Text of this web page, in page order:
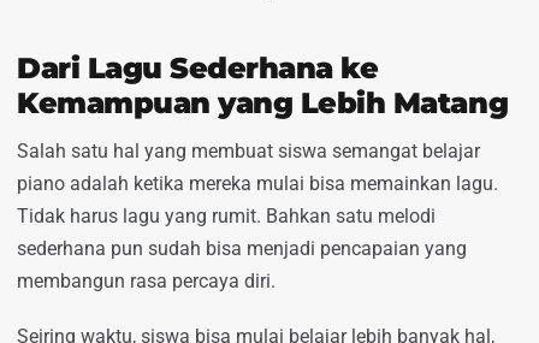
Dari Lagu Sederhana ke
Kemampuan yang Lebih Matang
Salah satu hal yang membuat siswa semangat belajar
piano adalah ketika mereka mulai bisa memainkan lagu.
Tidak harus lagu yang rumit. Bahkan satu melodi
sederhana pun sudah bisa menjadi pencapaian yang
membangun rasa percaya diri.
Seiring waktu, siswa bisa mulai belajar lebih banyak hal,